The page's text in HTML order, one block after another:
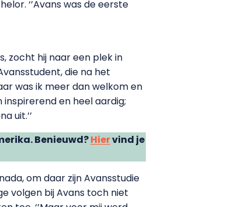
‘’Avans was de eerste
zocht hij naar een plek in
die na het
was ik meer dan welkom en
en heel aardig;
uit.’’
Benieuwd?Hiervind je
om daar zijn Avansstudie
volgen bij Avans toch niet